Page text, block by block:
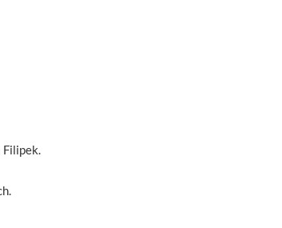
Filipek.